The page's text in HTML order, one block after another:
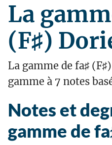
La
(F♯)
La gamme de fa♯
gamme à 7 notes
Notes et
gamme de